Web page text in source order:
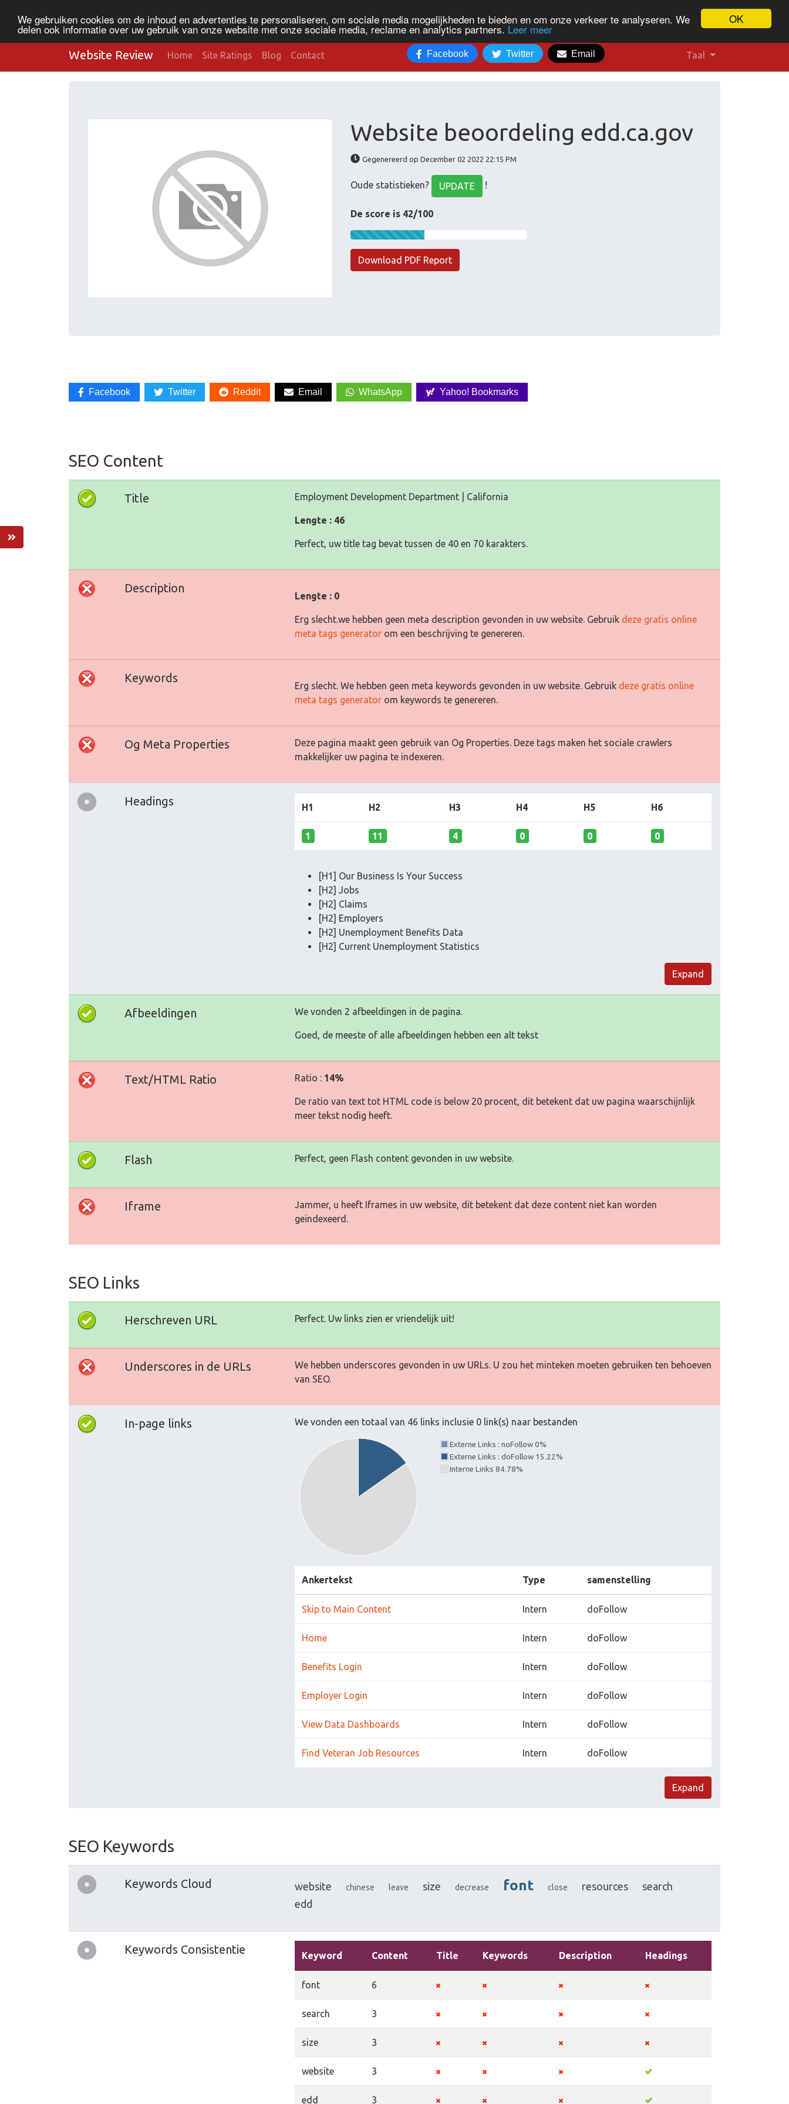
OK
We gebruiken cookies om de inhoud en advertenties te personaliseren, om sociale media mogelijkheden te bieden en om onze verkeer te analyseren. We
delen ook informatie over uw gebruik van onze website met onze sociale media, reclame en analytics partners. Leer meer
Website Review Home Site Ratings Blog Contact Facebook Twitter Email Taal
Website beoordeling edd.ca.gov
Gegenereerd op December 02 2022 22:15 PM
Oude statistieken? UPDATE !
De score is 42/100
Download PDF Report
Facebook Twitter Reddit Email WhatsApp Yahoo! Bookmarks
SEO Content
Title Employment Development Department | California
Lengte : 46
Perfect, uw title tag bevat tussen de 40 en 70 karakters.
Description
Lengte : 0
Erg slecht.we hebben geen meta description gevonden in uw website. Gebruik deze gratis online
meta tags generator om een beschrijving te genereren.
Keywords
Erg slecht. We hebben geen meta keywords gevonden in uw website. Gebruik deze gratis online
meta tags generator om keywords te genereren.
Og Meta Properties
Deze pagina maakt geen gebruik van Og Properties. Deze tags maken het sociale crawlers
makkelijker uw pagina te indexeren.
Headings H1 H2 H3 H4 H5 H6
1 11 4 0 0 0
[H1] Our Business Is Your Success
[H2] Jobs
[H2] Claims
[H2] Employers
[H2] Unemployment Benefits Data
[H2] Current Unemployment Statistics
Expand
Afbeeldingen We vonden 2 afbeeldingen in de pagina.
Goed, de meeste of alle afbeeldingen hebben een alt tekst
Text/HTML Ratio Ratio : 14%
De ratio van text tot HTML code is below 20 procent, dit betekent dat uw pagina waarschijnlijk
meer tekst nodig heeft.
Flash Perfect, geen Flash content gevonden in uw website.
Iframe
Jammer, u heeft Iframes in uw website, dit betekent dat deze content niet kan worden
geïndexeerd.
SEO Links
Herschreven URL Perfect. Uw links zien er vriendelijk uit!
Underscores in de URLs
We hebben underscores gevonden in uw URLs. U zou het minteken moeten gebruiken ten behoeven
van SEO.
In-page links We vonden een totaal van 46 links inclusie 0 link(s) naar bestanden
Externe Links : noFollow 0%
Externe Links : doFollow 15.22%
Interne Links 84.78%
Ankertekst Type samenstelling
Skip to Main Content Intern doFollow
Home Intern doFollow
Benefits Login Intern doFollow
Employer Login Intern doFollow
View Data Dashboards Intern doFollow
Find Veteran Job Resources Intern doFollow
Expand
SEO Keywords
Keywords Cloud website chinese leave size decrease font close resources
search
edd
Keywords Consistentie Keyword Content Title Keywords Description Headings
font 6
search 3
size 3
website 3
edd 3